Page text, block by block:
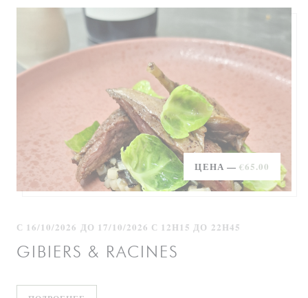
ЦЕНА — €65.00
С 16/10/2026 ДО 17/10/2026 С 12H15 ДО 22H45
GIBIERS & RACINES